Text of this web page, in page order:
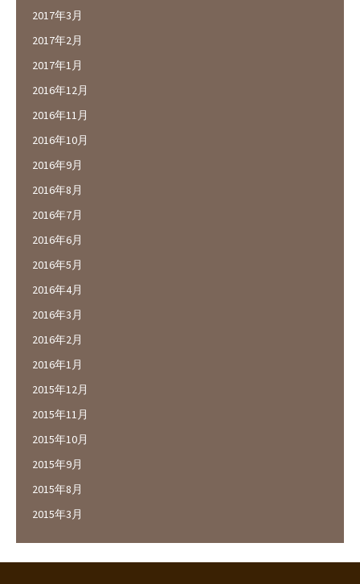
2017年3月
2017年2月
2017年1月
2016年12月
2016年11月
2016年10月
2016年9月
2016年8月
2016年7月
2016年6月
2016年5月
2016年4月
2016年3月
2016年2月
2016年1月
2015年12月
2015年11月
2015年10月
2015年9月
2015年8月
2015年3月